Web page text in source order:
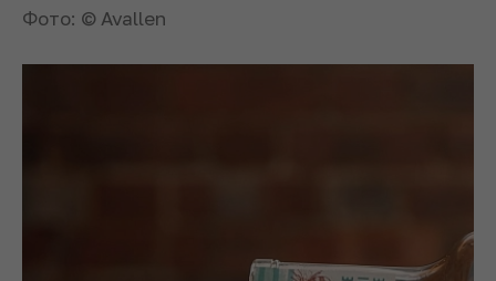
Фото: © Avallen